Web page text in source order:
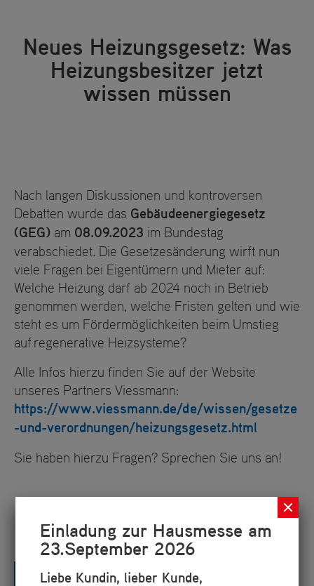
Einladung zur Hausmesse am
23.September 2026
Liebe Kundin, lieber Kunde,
Neues Heizungsgesetz: Was
Heizungsbesitzer jetzt
wissen müssen
Nach langen Diskussionen und kontroversen
Debatten wurde das Gebäudeenergiegesetz
(GEG) am 08.09.2023 im Bundestag
verabschiedet. Die Gesetzesänderung wirft nun
viele Fragen bei Eigentümern und Mieter auf:
Welche Heizung darf ab 2024 noch in Betrieb
genommen werden, welche Fristen gelten und wie
steht es um Fördermöglichkeiten beim Umstieg
auf regenerative Heizsysteme?
Alle Infos hierzu finden Sie auf der Website
unseres Partners Viessmann:
https://www.viessmann.de/de/wissen/gesetze
-und-verordnungen/heizungsgesetz.html
Sie haben hierzu Fragen? Sprechen Sie uns an!
zurück zur Übersicht